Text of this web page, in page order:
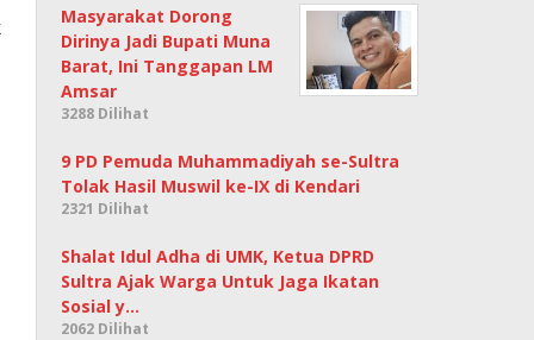
Masyarakat Dorong
Dirinya Jadi Bupati Muna
Barat, Ini Tanggapan LM
Amsar
3288 Dilihat
9 PD Pemuda Muhammadiyah se-Sultra
Tolak Hasil Muswil ke-IX di Kendari
2321 Dilihat
Shalat Idul Adha di UMK, Ketua DPRD
Sultra Ajak Warga Untuk Jaga Ikatan
Sosial y…
2062 Dilihat